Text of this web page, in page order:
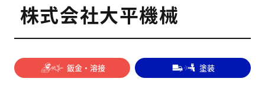
株式会社大平機械
鈑金・溶接 塗装